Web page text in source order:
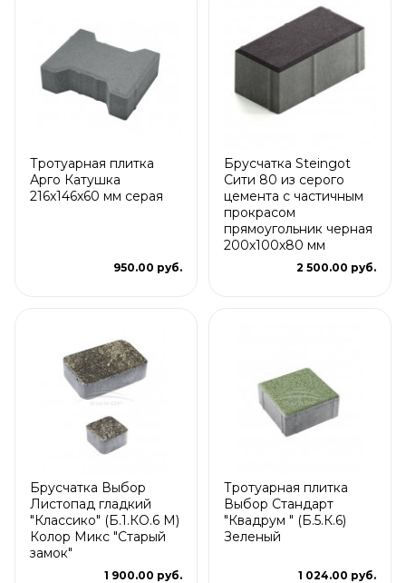
Тротуарная плитка
Арго Катушка
216x146x60 мм серая
950.00 руб.
Брусчатка Steingot
Сити 80 из серого
цемента с частичным
прокрасом
прямоугольник черная
200х100х80 мм
2 500.00 руб.
Брусчатка Выбор
Листопад гладкий
"Классико" (Б.1.КО.6 М)
Колор Микс "Старый
замок"
1 900.00 руб.
Тротуарная плитка
Выбор Стандарт
"Квадрум " (Б.5.К.6)
Зеленый
1 024.00 руб.